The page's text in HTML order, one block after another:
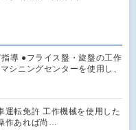
導 ●フライス盤・旋盤の工作
シニングセンターを使用し、
運転免許 工作機械を使用した
作あれば尚…